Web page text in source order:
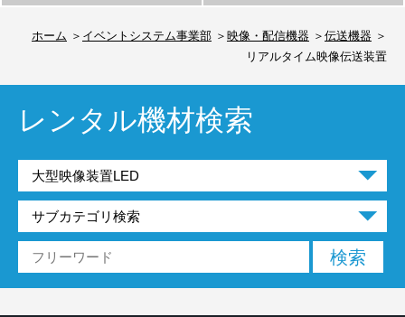
ホーム イベントシステム事業部 映像・配信機器
伝送機器
リアルタイム映像伝送装置
レンタル機材検索